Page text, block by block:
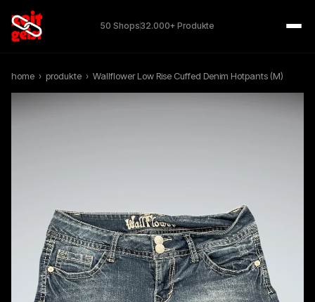
50 Shops32.000+ Produkte
home › produkte › Wallflower Low Rise Cuffed Denim Hotpants (M)